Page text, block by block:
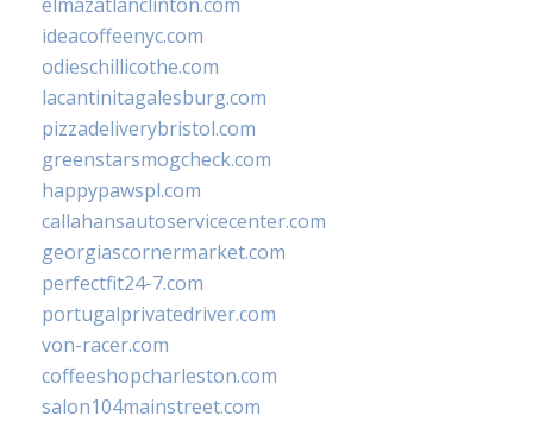
ideacoffeenyc.com
odieschillicothe.com
lacantinitagalesburg.com
pizzadeliverybristol.com
greenstarsmogcheck.com
happypawspl.com
callahansautoservicecenter.com
georgiascornermarket.com
perfectfit24-7.com
portugalprivatedriver.com
von-racer.com
coffeeshopcharleston.com
salon104mainstreet.com